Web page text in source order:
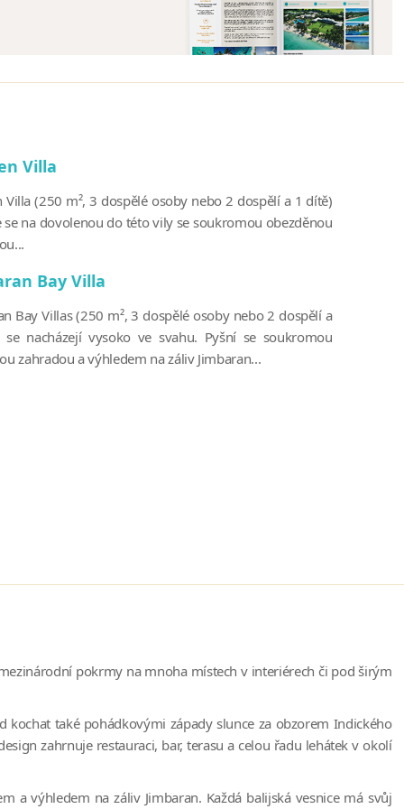
Villa
Villa (250 m², 3 dospělé osoby nebo 2 dospělí a 1 dítě)
se na dovolenou do této vily se soukromou obezděnou
Bay Villa
Bay Villas (250 m², 3 dospělé osoby nebo 2 dospělí a
nacházejí vysoko ve svahu. Pyšní se soukromou
zahradou a výhledem na záliv Jimbaran...
pokrmy na mnoha místech v interiérech či pod širým
také pohádkovými západy slunce za obzorem Indického
zahrnuje restauraci, bar, terasu a celou řadu lehátek v okolí
výhledem na záliv Jimbaran. Každá balijská vesnice má svůj